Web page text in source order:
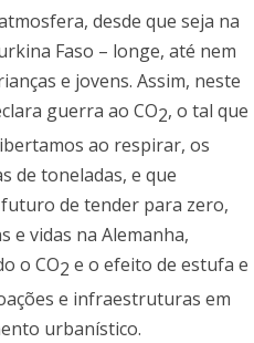
desde que seja na
Faso – longe, até nem
e jovens. Assim, neste
guerra ao CO2, o tal que
ao respirar, os
de toneladas, e que
de tender para zero,
e vidas na Alemanha,
o CO2 e o efeito de estufa e
e infraestruturas em
urbanístico.